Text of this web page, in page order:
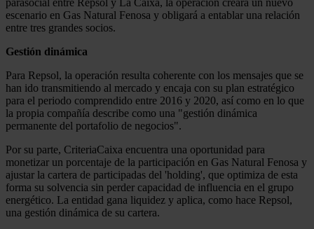
escenario en Gas Natural Fenosa y obligará a entablar una relación
entre tres grandes socios.
Gestión dinámica
Para Repsol, la operación resulta coherente con los mensajes que se
han ido transmitiendo al mercado y encaja con su plan estratégico
para el periodo comprendido entre 2016 y 2020, así como en lo que
la propia compañía describe como una "gestión dinámica
permanente del portafolio de negocios".
Por su parte, CriteriaCaixa encuentra una oportunidad para
monetizar un porcentaje de la participación en Gas Natural Fenosa y
ajustar la cartera de participadas del 'holding', que optimiza de esta
forma su solvencia sin perder capacidad de influencia en el grupo
energético. La entidad gana liquidez y aplica, como hace Repsol,
una gestión dinámica de su cartera.